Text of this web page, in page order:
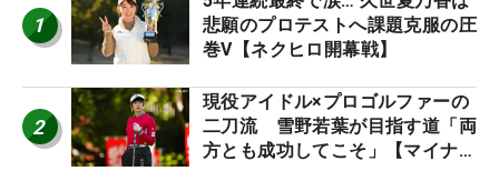
1
悲願のプロテストへ課題克服の圧
巻V【ネクヒロ開幕戦】
2
現役アイドル×プロゴルファーの
二刀流 雪野若葉が目指す道「両
方とも成功してこそ」【マイナビ